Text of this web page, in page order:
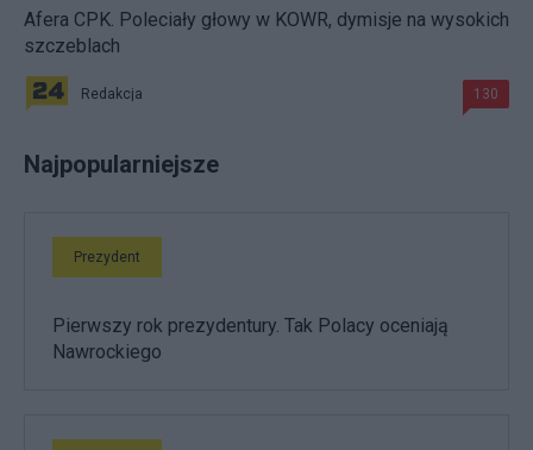
Afera CPK. Poleciały głowy w KOWR, dymisje na wysokich
szczeblach
Redakcja 130
Najpopularniejsze
Prezydent
Pierwszy rok prezydentury. Tak Polacy oceniają
Nawrockiego